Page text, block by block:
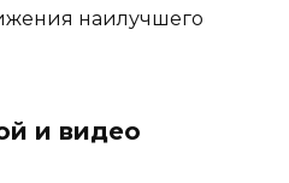
наилучшего
и видео